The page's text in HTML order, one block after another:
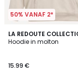
50% VANAF 2*
LA REDOUTE
Hoodie in molton
15.99 €
5
/
5
Kleuren